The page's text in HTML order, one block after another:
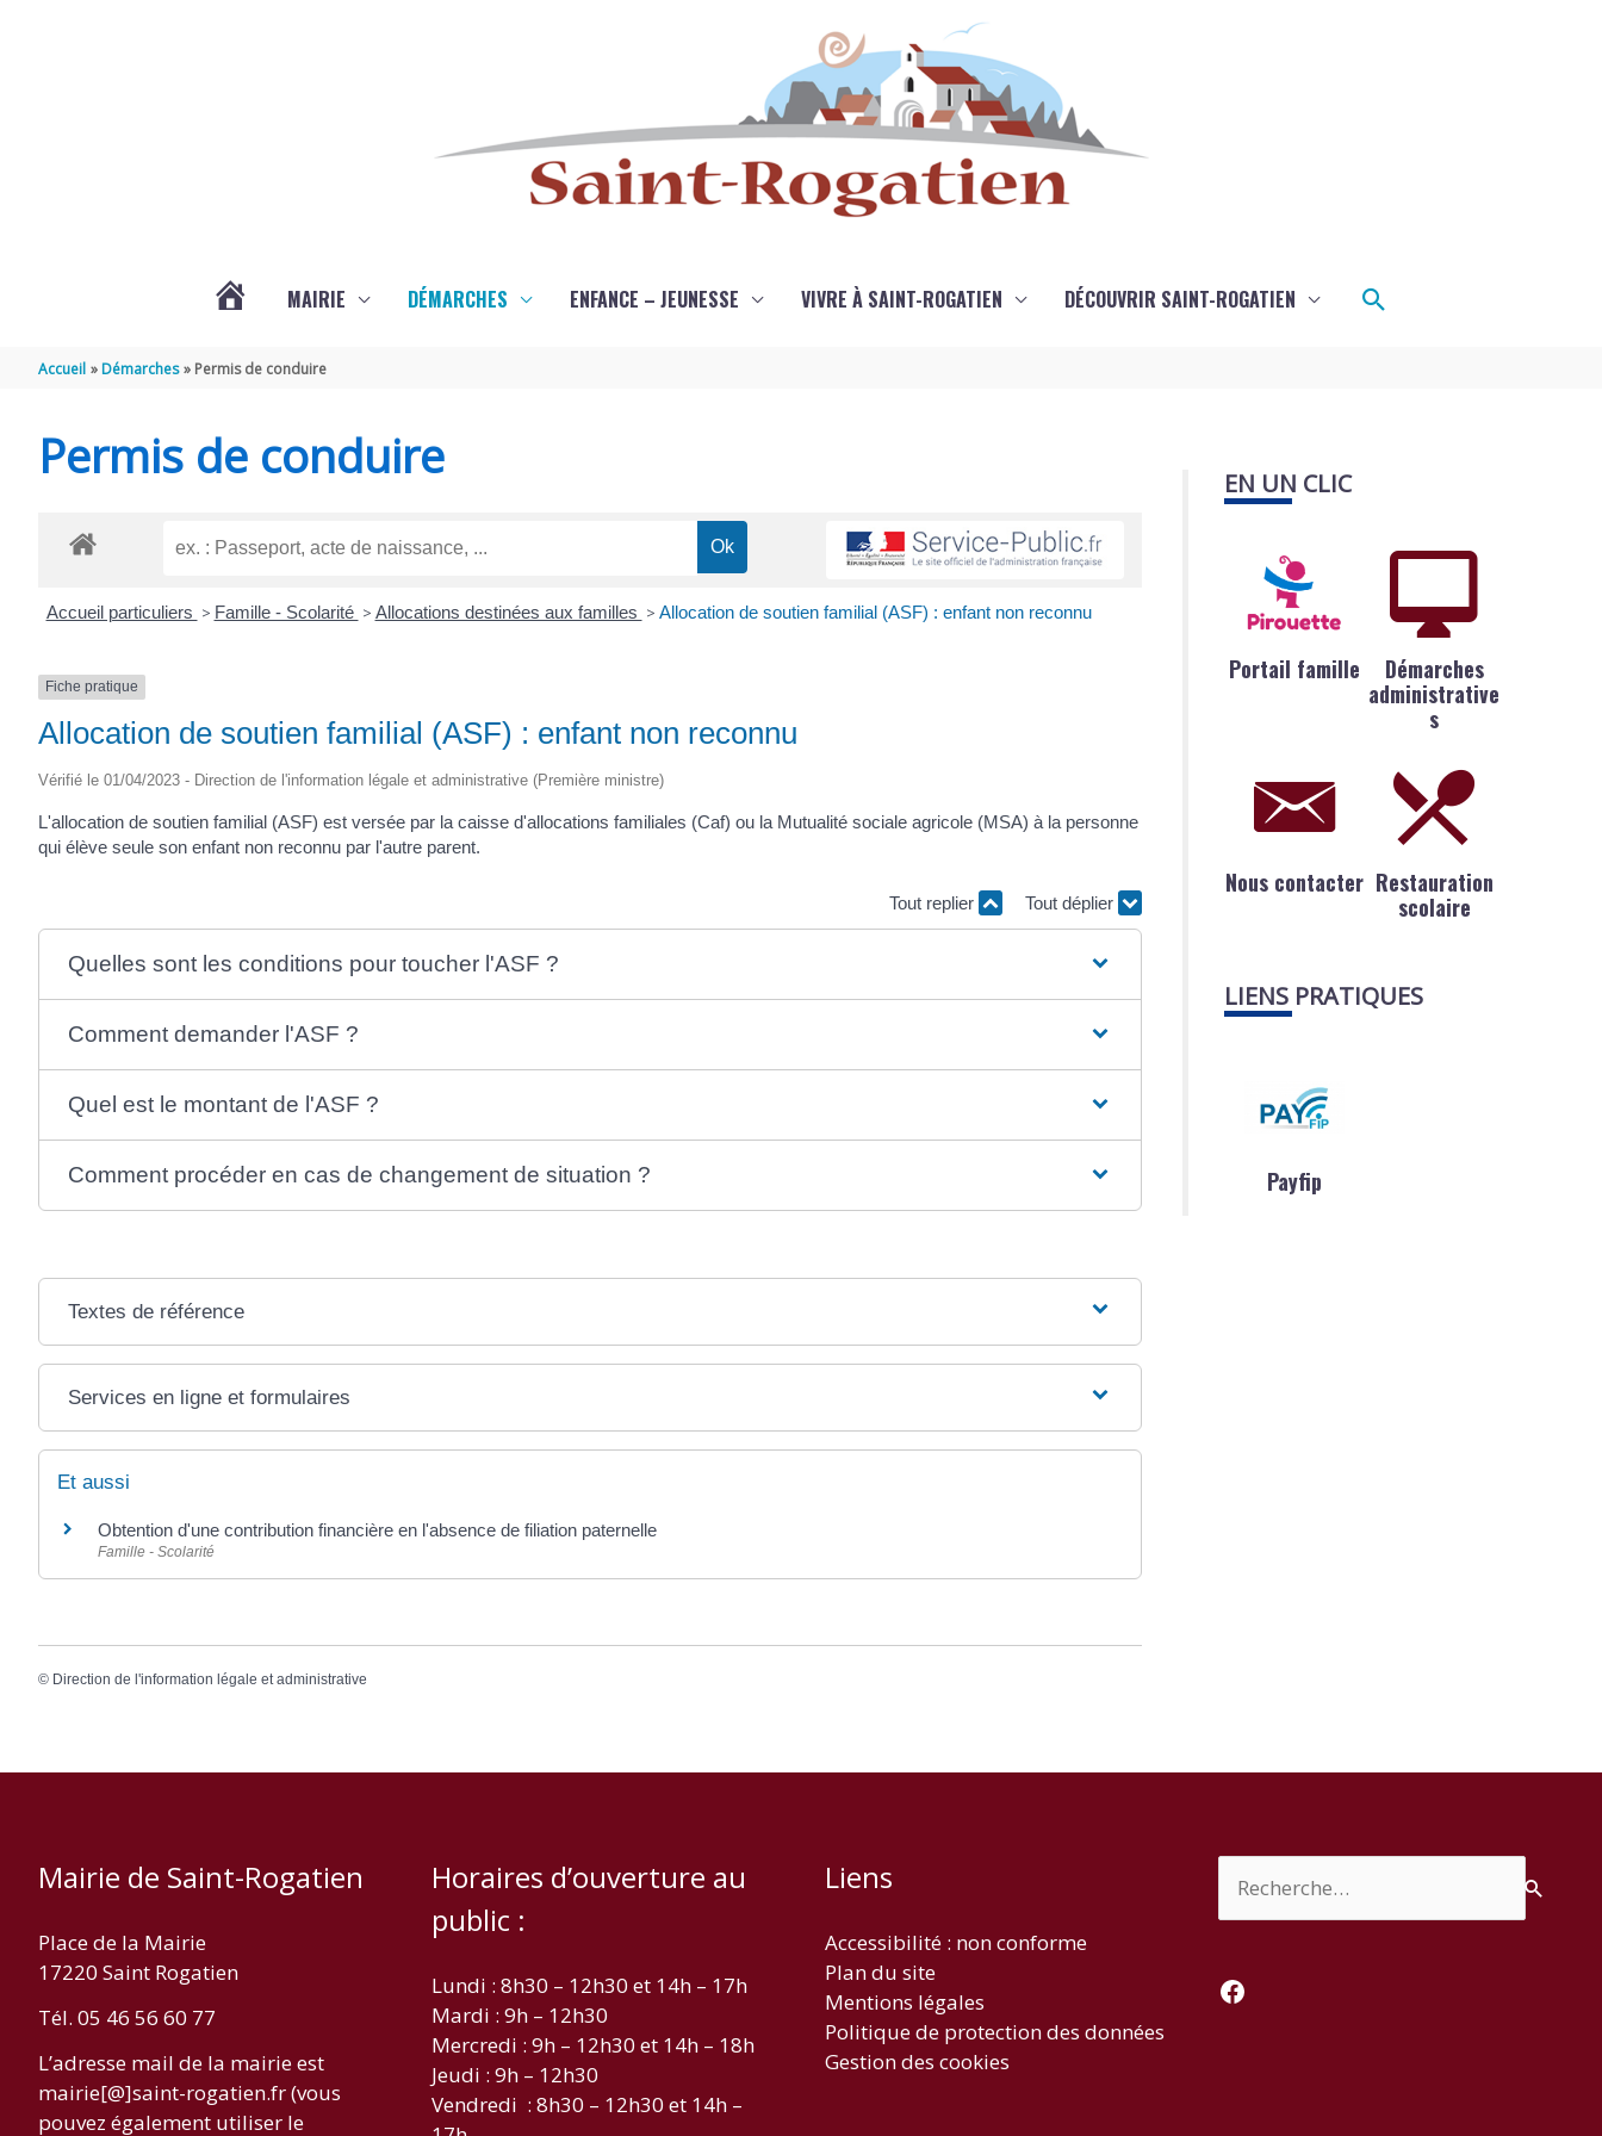
ROGATIEN
MAIRIE DÉMARCHES ENFANCE – JEUNESSE VIVRE À SAINT-ROGATIEN DÉCOUVRIR SAINT-ROGATIEN Rechercher
Accueil Démarches Permis de conduire
Permis de conduire
Accueil particuliers > Famille - Scolarité > Allocations destinées aux familles > Allocation de soutien familial (ASF) : enfant non reconnu
Fiche pratique
Allocation de soutien familial (ASF) : enfant non reconnu
Vérifié le 01/04/2023 - Direction de l'information légale et administrative (Première ministre)
L'allocation de soutien familial (ASF) est versée par la caisse d'allocations familiales (Caf) ou la Mutualité sociale agricole (MSA) à la personne
qui élève seule son enfant non reconnu par l'autre parent.
Tout replier Tout déplier
Quelles sont les conditions pour toucher l'ASF ?
Comment demander l'ASF ?
Quel est le montant de l'ASF ?
Comment procéder en cas de changement de situation ?
Textes de référence
Services en ligne et formulaires
Et aussi
Obtention d'une contribution financière en l'absence de filiation paternelle
Famille - Scolarité
© Direction de l'information légale et administrative
EN UN CLIC
Portail famille
Démarches
administrative
s
Nous contacter Restauration
scolaire
LIENS PRATIQUES
Payfip
Mairie de Saint-Rogatien
Place de la Mairie
17220 Saint Rogatien
Tél. 05 46 56 60 77
L’adresse mail de la mairie est
mairie[@]saint-rogatien.fr (vous
pouvez également utiliser le
Horaires d’ouverture au
public :
Lundi : 8h30 – 12h30 et 14h – 17h
Mardi : 9h – 12h30
Mercredi : 9h – 12h30 et 14h – 18h
Jeudi : 9h – 12h30
Vendredi : 8h30 – 12h30 et 14h –
Liens
Accessibilité : non conforme
Plan du site
Mentions légales
Politique de protection des données
Gestion des cookies
Facebook